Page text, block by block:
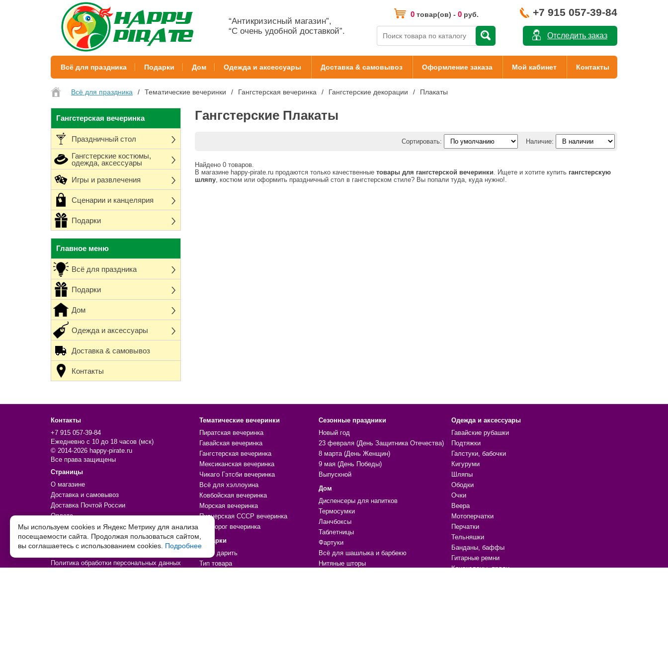
“Антикризисный магазин”,
“С очень удобной доставкой”.
Отследить заказ
+7 915 057-39-84
0 товар(ов) - 0 руб.
Всё для праздника Подарки Дом Одежда и аксессуары Доставка & самовывоз Оформление заказа Мой кабинет Контакты
Всё для праздника Тематические вечеринки Гангстерская вечеринка Гангстерские декорации Плакаты
Гангстерская вечеринка
Праздничный стол
Гангстерские костюмы,
одежда, аксессуары
Игры и развлечения
Сценарии и канцелярия
Подарки
Главное меню
Всё для праздника
Подарки
Дом
Одежда и аксессуары
Доставка & самовывоз
Контакты
Гангстерские Плакаты
Сортировать: Наличие:
Найдено 0 товаров.
В магазине happy-pirate.ru продаются только качественные товары для гангстерской вечеринки. Ищете и хотите купить гангстерскую
шляпу, костюм или оформить праздничный стол в гангстерском стиле? Вы попали туда, куда нужно!.
Контакты
+7 915 057-39-84
Ежедневно с 10 до 18 часов (мск)
© 2014-2026 happy-pirate.ru
Все права защищены
Страницы
О магазине
Доставка и самовывоз
Доставка Почтой России
Оплата
Контакты
Дополнительно
Политика обработки персональных данных
Тематические вечеринки
Пиратская вечеринка
Гавайская вечеринка
Гангстерская вечеринка
Мексиканская вечеринка
Чикаго Гэтсби вечеринка
Всё для хэллоуина
Ковбойская вечеринка
Морская вечеринка
Пионерская СССР вечеринка
Единорог вечеринка
Подарки
Кому дарить
Тип товара
Сезонные праздники
Новый год
23 февраля (День Защитника Отечества)
8 марта (День Женщин)
9 мая (День Победы)
Выпускной
Дом
Диспенсеры для напитков
Термосумки
Ланчбоксы
Таблетницы
Фартуки
Всё для шашлыка и барбекю
Нитяные шторы
Одежда и аксессуары
Гавайские рубашки
Подтяжки
Галстуки, бабочки
Кигуруми
Шляпы
Ободки
Очки
Веера
Мотоперчатки
Перчатки
Тельняшки
Банданы, баффы
Гитарные ремни
Канекалоны, пряди
Мы используем cookies и Яндекс Метрику для анализа
посещаемости сайта. Продолжая пользоваться сайтом,
вы соглашаетесь с использованием cookies. Подробнее